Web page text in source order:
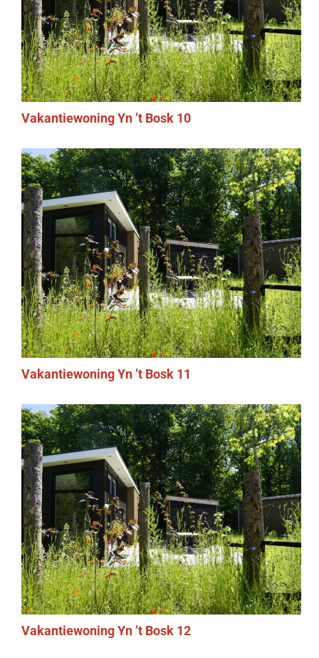
Vakantiewoning Yn ’t Bosk 10
Vakantiewoning Yn ’t Bosk 11
Vakantiewoning Yn ’t Bosk 12